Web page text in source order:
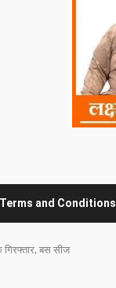
Terms and Conditions
गिरफ्तार, बस सीज